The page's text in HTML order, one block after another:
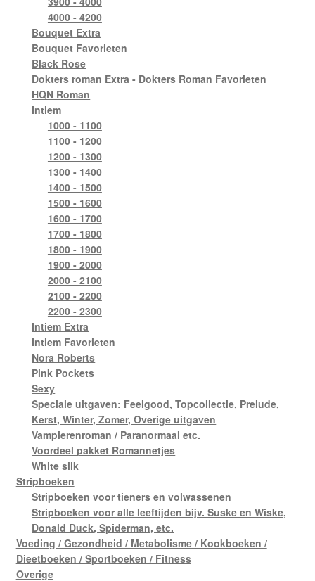
4000 - 4200
Bouquet Extra
Bouquet Favorieten
Black Rose
Dokters roman Extra - Dokters Roman Favorieten
HQN Roman
Intiem
1000 - 1100
1100 - 1200
1200 - 1300
1300 - 1400
1400 - 1500
1500 - 1600
1600 - 1700
1700 - 1800
1800 - 1900
1900 - 2000
2000 - 2100
2100 - 2200
2200 - 2300
Intiem Extra
Intiem Favorieten
Nora Roberts
Pink Pockets
Sexy
Speciale uitgaven: Feelgood, Topcollectie, Prelude,
Kerst, Winter, Zomer, Overige uitgaven
Vampierenroman / Paranormaal etc.
Voordeel pakket Romannetjes
White silk
Stripboeken
Stripboeken voor tieners en volwassenen
Stripboeken voor alle leeftijden bijv. Suske en Wiske,
Donald Duck, Spiderman, etc.
Voeding / Gezondheid / Metabolisme / Kookboeken /
Dieetboeken / Sportboeken / Fitness
Overige